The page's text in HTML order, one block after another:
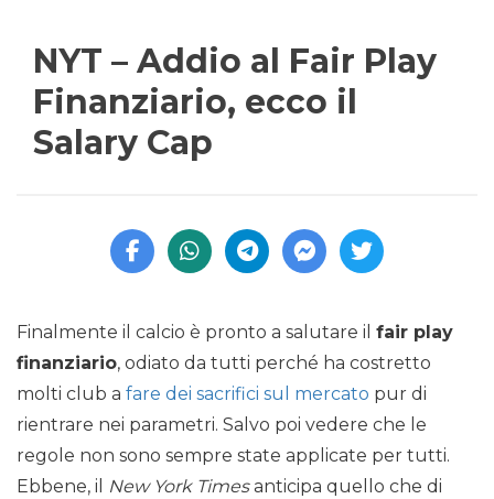
NYT – Addio al Fair Play
Finanziario, ecco il
Salary Cap
Finalmente il calcio è pronto a salutare il fair play
finanziario, odiato da tutti perché ha costretto
molti club a fare dei sacrifici sul mercato pur di
rientrare nei parametri. Salvo poi vedere che le
regole non sono sempre state applicate per tutti.
Ebbene, il
New York Timesanticipa quello che di